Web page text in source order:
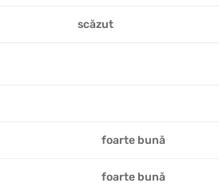
scăzut
foarte bună
foarte bună